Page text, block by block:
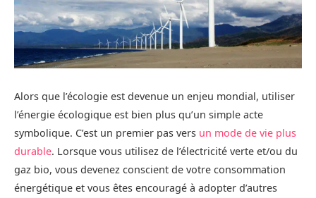
Alors que l’écologie est devenue un enjeu mondial, utiliser
l’énergie écologique est bien plus qu’un simple acte
symbolique. C’est un premier pas vers un mode de vie plus
durable. Lorsque vous utilisez de l’électricité verte et/ou du
gaz bio, vous devenez conscient de votre consommation
énergétique et vous êtes encouragé à adopter d’autres